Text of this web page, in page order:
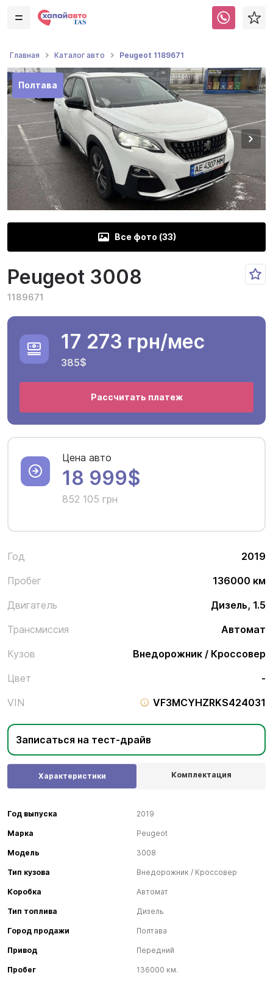
Главная Каталог авто Peugeot 1189671
Полтава
Все фото (33)
Peugeot 3008
1189671
Год
2019
Пробег
136000 км
Двигатель
Дизель, 1.5
Трансмиссия
Автомат
Кузов
Внедорожник / Кроссовер
Цвет
-
VIN
VF3MCYHZRKS424031
Записаться на тест-драйв
17 273 грн/мес
385$
Рассчитать платеж
Цена авто
18 999$
852 105 грн
Характеристики Комплектация
Год выпуска 2019
Марка Peugeot
Модель 3008
Тип кузова Внедорожник / Кроссовер
Коробка Автомат
Тип топлива Дизель
Город продажи Полтава
Привод Передний
Пробег 136000 км.